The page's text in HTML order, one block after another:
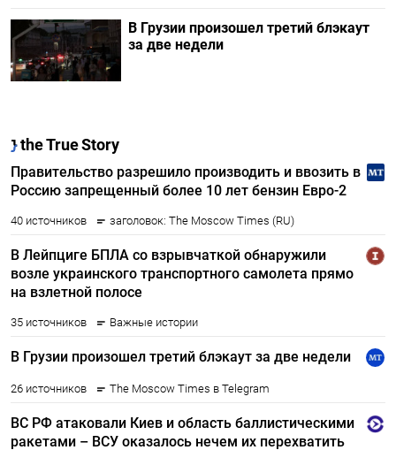
В Грузии произошел третий блэкаут
за две недели